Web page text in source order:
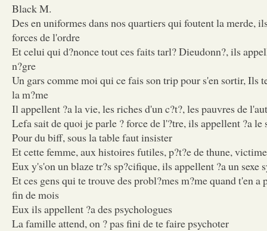
Black M.
Des en uniformes dans nos quartiers qui foutent la merde,
forces de l'ordre
Et celui qui d?nonce tout ces faits tarl? Dieudonn?, ils
n?gre
Un gars comme moi qui ce fais son trip pour s'en sortir, Ils
la m?me
Il appellent ?a la vie, les riches d'un c?t?, les pauvres de
Lefa sait de quoi je parle ? force de l'?tre, ils appellent ?a le
Pour du biff, sous la table faut insister
Et cette femme, aux histoires futiles, p?t?e de thune,
Eux y's'on un blaze tr?s sp?cifique, ils appellent ?a un sexe
Et ces gens qui te trouve des probl?mes m?me quand t'en a
fin de mois
Eux ils appellent ?a des psychologues
La famille attend, on ? pas fini de te faire psychoter